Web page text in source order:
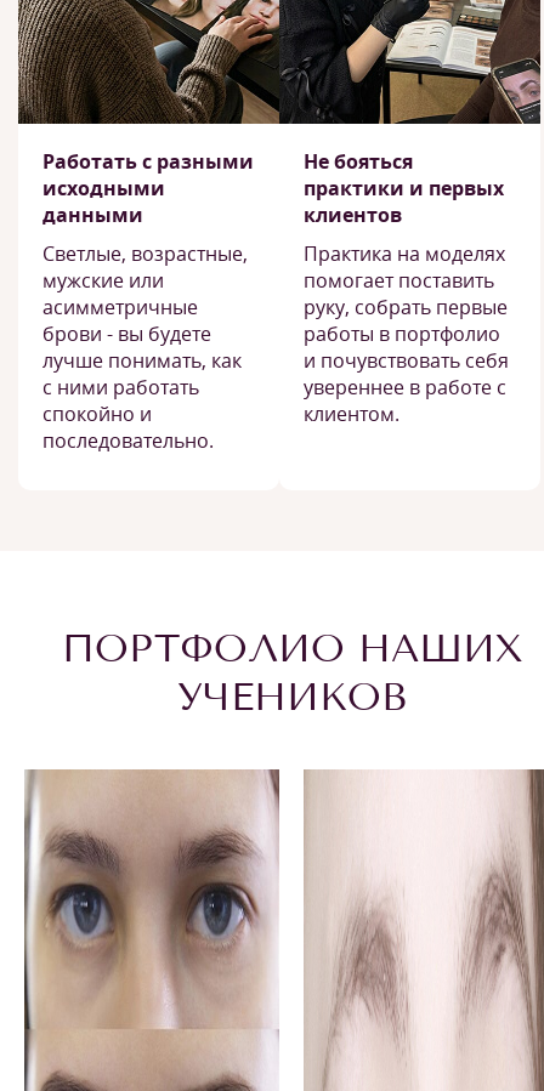
Работать с разными
исходными
данными
Светлые, возрастные,
мужские или
асимметричные
брови - вы будете
лучше понимать, как
с ними работать
спокойно и
последовательно.
Не бояться
практики и первых
клиентов
Практика на моделях
помогает поставить
руку, собрать первые
работы в портфолио
и почувствовать себя
увереннее в работе с
клиентом.
ПОРТФОЛИО НАШИХ
УЧЕНИКОВ